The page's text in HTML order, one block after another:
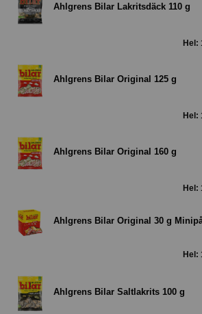
Ahlgrens Bilar Lakritsdäck 110 g
Hel:
Ahlgrens Bilar Original 125 g
Hel:
Ahlgrens Bilar Original 160 g
Hel:
Ahlgrens Bilar Original 30 g
Hel:
Ahlgrens Bilar Saltlakrits 100 g